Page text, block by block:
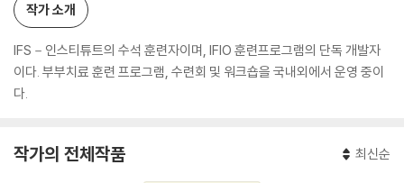
작가 소개
IFS－인스티튜트의 수석 훈련자이며, IFIO 훈련프로그램의 단독 개발자
이다. 부부치료 훈련 프로그램, 수련회 및 워크숍을 국내외에서 운영 중이
다.
작가의 전체작품 최신순